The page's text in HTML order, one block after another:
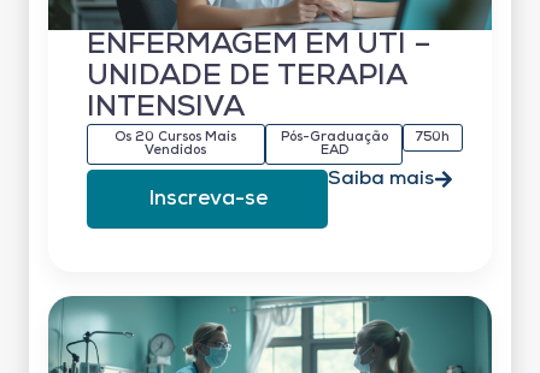
ENFERMAGEM EM UTI –
UNIDADE DE TERAPIA
INTENSIVA
Os 20 Cursos Mais
Vendidos
Pós-Graduação
EAD
750h
Inscreva-se
Saiba mais